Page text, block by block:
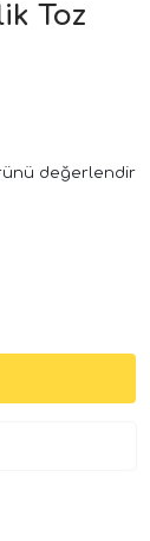
Toz
değerlendir